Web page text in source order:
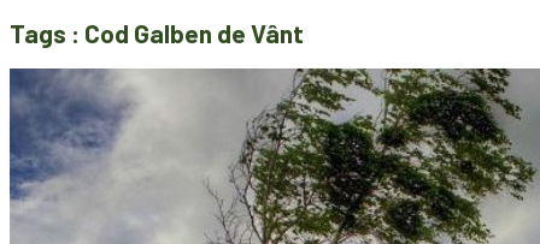
Tags : Cod Galben de Vânt